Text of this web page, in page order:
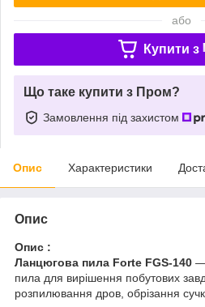
або
Купити з
Що таке купити з Пром?
Замовлення під захистом
Опис Характеристики
Опис
Опис :
Ланцюгова пила Forte FGS-140 —
пила для вирішення побутових
розпилювання дров, обрізання